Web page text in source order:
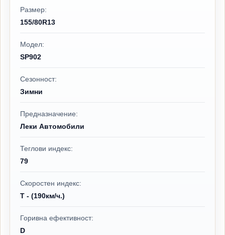
Размер:
155/80R13
Модел:
SP902
Сезонност:
Зимни
Предназначение:
Леки Автомобили
Теглови индекс:
79
Скоростен индекс:
T - (190км/ч.)
Горивна ефективност:
D